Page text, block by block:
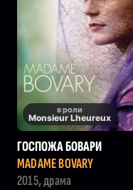
в роли
Monsieur Lheureux
ГОСПОЖА БОВАРИ
MADAME BOVARY
2015, драма